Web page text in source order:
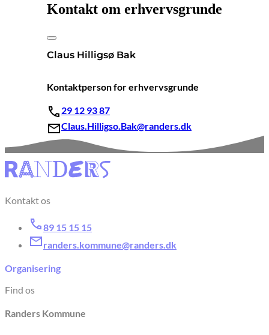
Kontakt om erhvervsgrunde
Claus Hilligsø Bak
Kontaktperson for erhvervsgrunde
29 12 93 87
Claus.Hilligso.Bak@randers.dk
Kontakt os
89 15 15 15
randers.kommune@randers.dk
Organisering
Find os
Randers Kommune